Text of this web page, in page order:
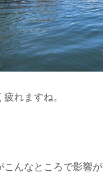
れますね。
こんなところで影響